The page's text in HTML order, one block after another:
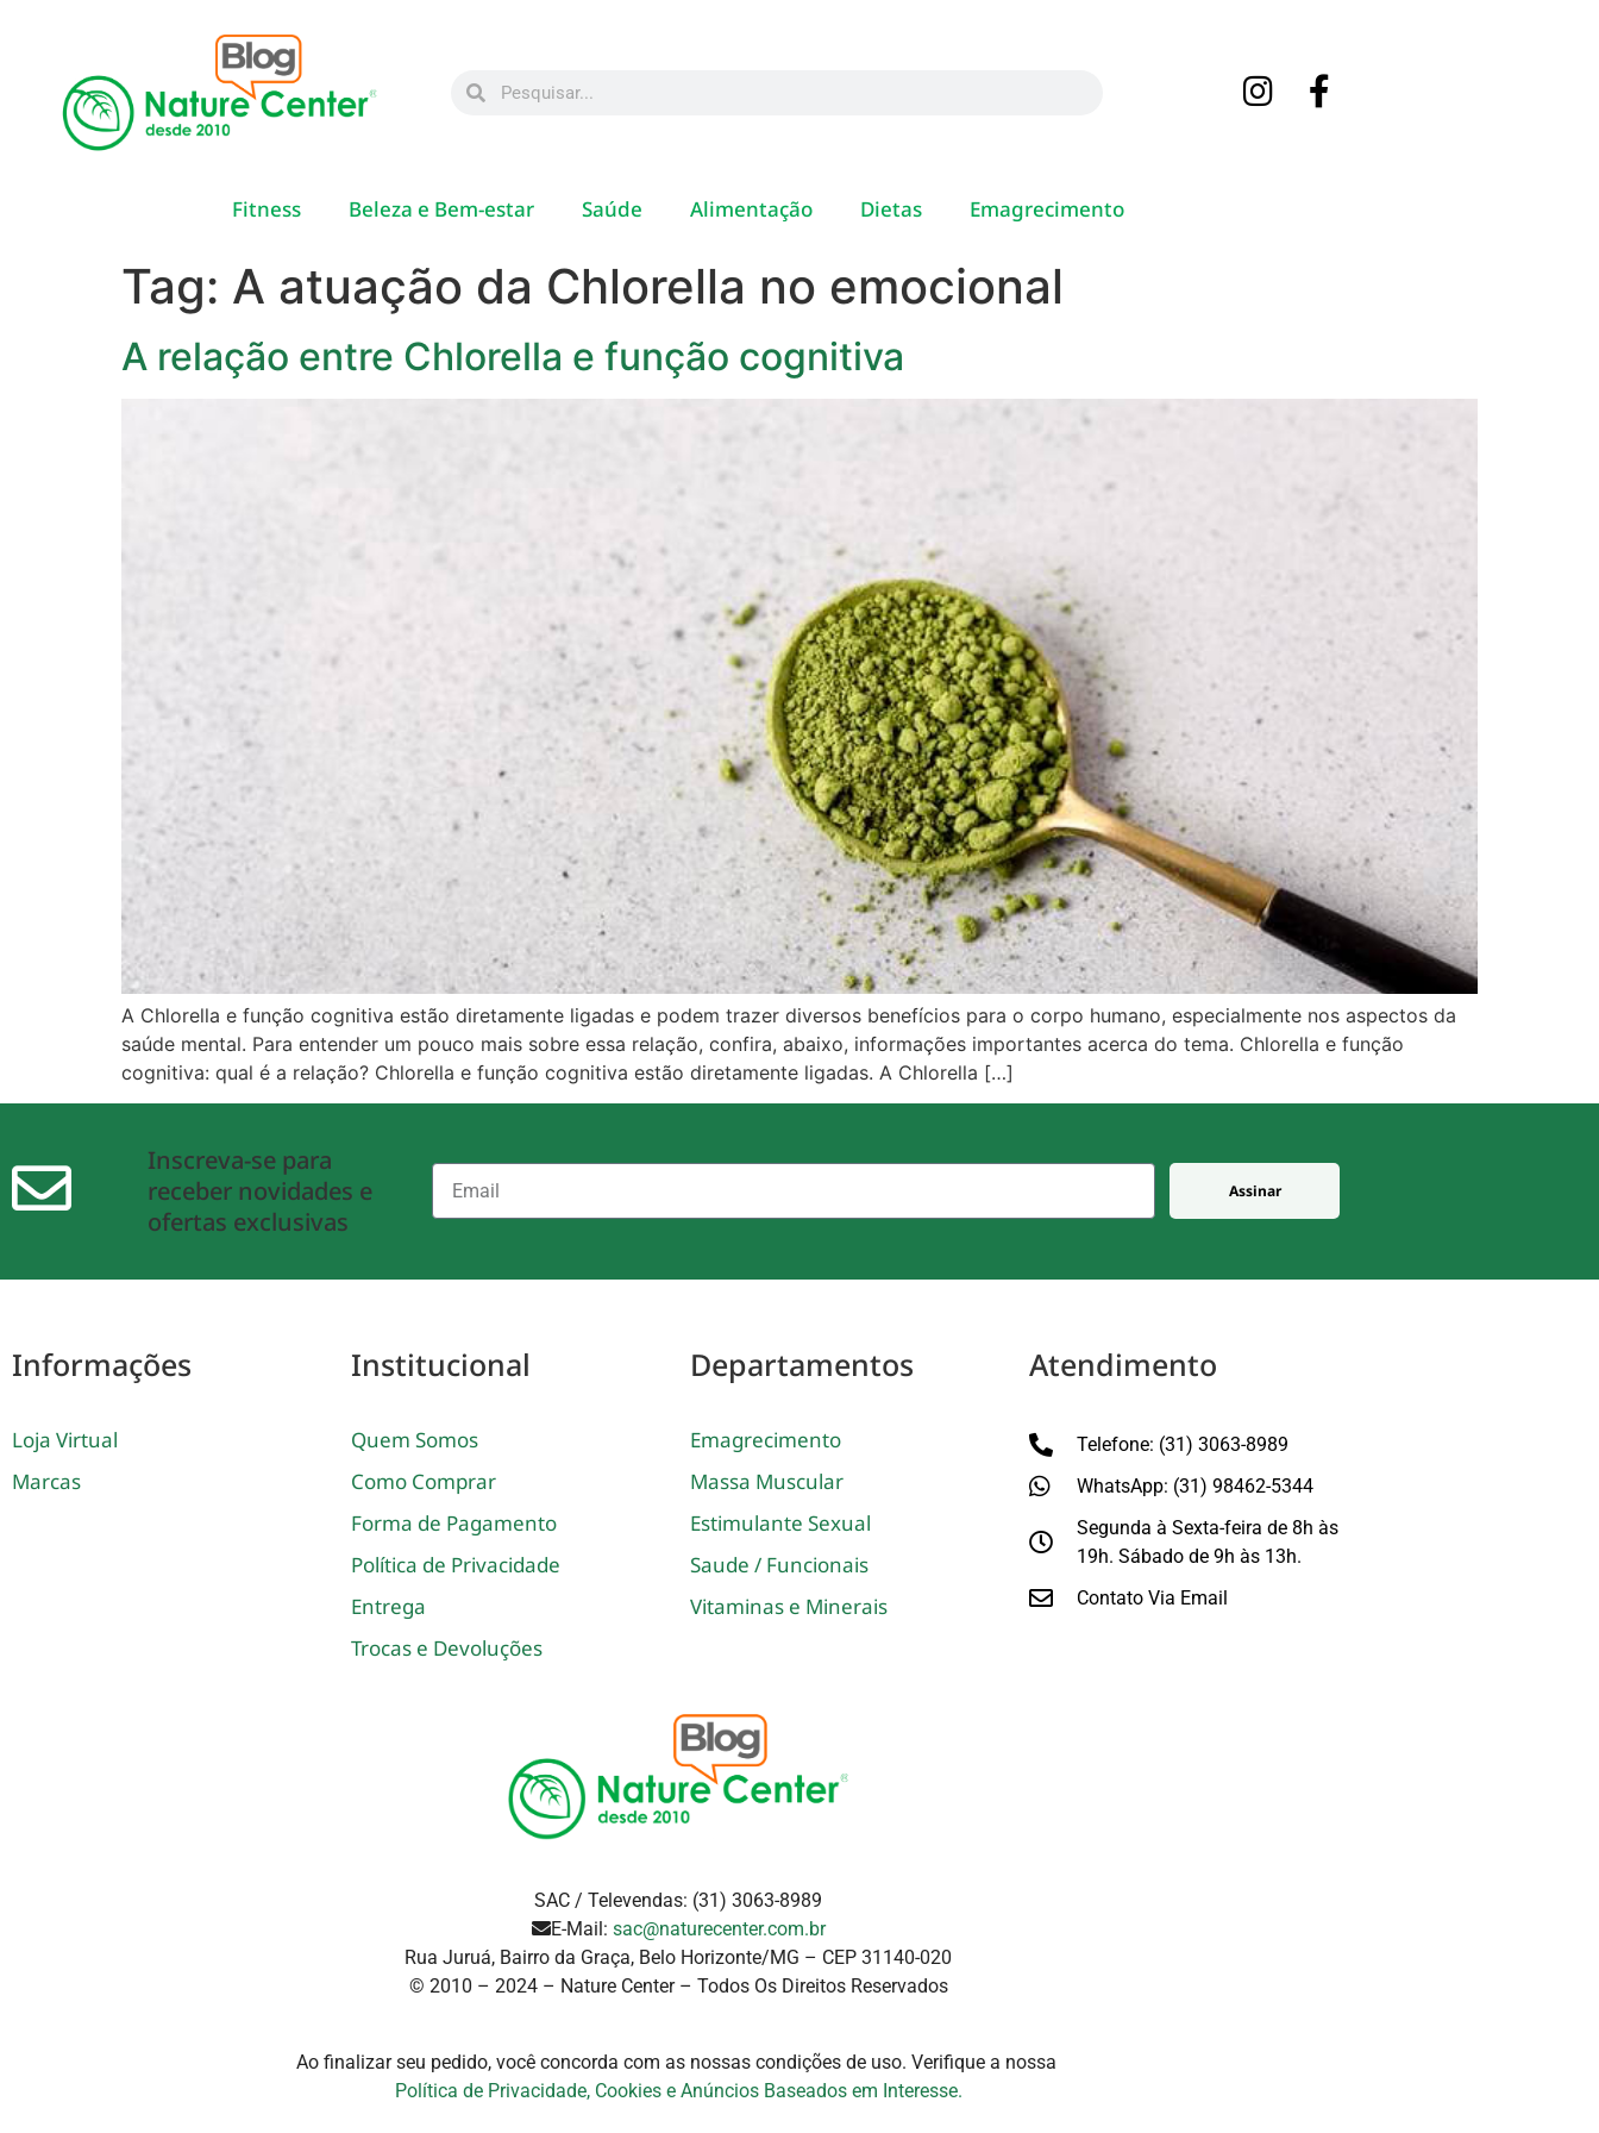
Fitness Beleza e Bem-estar Saúde Alimentação Dietas Emagrecimento
Tag: A atuação da Chlorella no emocional
A relação entre Chlorella e função cognitiva
A Chlorella e função cognitiva estão diretamente ligadas e podem trazer diversos benefícios para o corpo humano, especialmente nos aspectos da
saúde mental. Para entender um pouco mais sobre essa relação, confira, abaixo, informações importantes acerca do tema. Chlorella e função
cognitiva: qual é a relação? Chlorella e função cognitiva estão diretamente ligadas. A Chlorella […]
Inscreva-se para
receber novidades e
ofertas exclusivas
Assinar
Informações
Loja Virtual
Marcas
Institucional
Quem Somos
Como Comprar
Forma de Pagamento
Política de Privacidade
Entrega
Trocas e Devoluções
Departamentos
Emagrecimento
Massa Muscular
Estimulante Sexual
Saude / Funcionais
Vitaminas e Minerais
Atendimento
Telefone: (31) 3063-8989
WhatsApp: (31) 98462-5344
Segunda à Sexta-feira de 8h às
19h. Sábado de 9h às 13h.
Contato Via Email
SAC / Televendas: (31) 3063-8989
E-Mail: sac@naturecenter.com.br
Rua Juruá, Bairro da Graça, Belo Horizonte/MG – CEP 31140-020
© 2010 – 2024 – Nature Center – Todos Os Direitos Reservados
Ao finalizar seu pedido, você concorda com as nossas condições de uso. Verifique a nossa
Política de Privacidade, Cookies e Anúncios Baseados em Interesse.